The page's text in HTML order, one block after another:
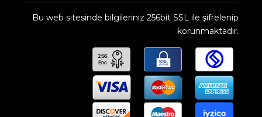
Bu web sitesinde bilgileriniz 256bit SSL ile şifrelenip
korunmaktadır.